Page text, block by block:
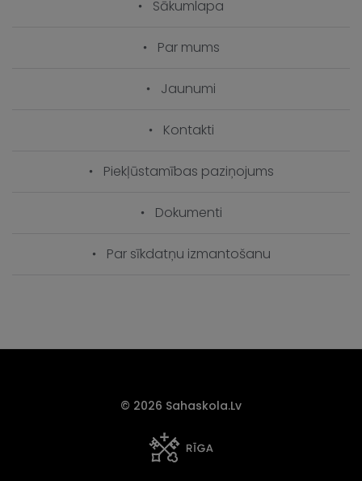
Sākumlapa
Par mums
Jaunumi
Kontakti
Piekļūstamības paziņojums
Dokumenti
Par sīkdatņu izmantošanu
© 2026 Sahaskola.lv